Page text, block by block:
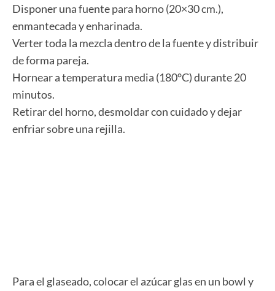
Disponer una fuente para horno (20×30 cm.),
enmantecada y enharinada.
Verter toda la mezcla dentro de la fuente y distribuir
de forma pareja.
Hornear a temperatura media (180°C) durante 20
minutos.
Retirar del horno, desmoldar con cuidado y dejar
enfriar sobre una rejilla.
Para el glaseado, colocar el azúcar glas en un bowl y